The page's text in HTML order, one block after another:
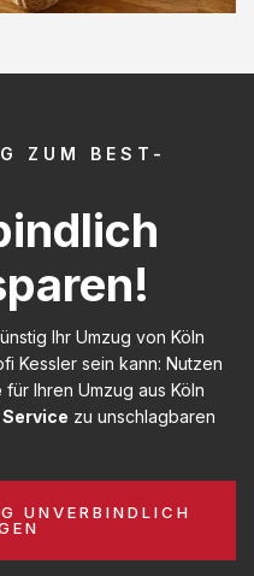
ZUM BEST-
Ihr Umzug von Köln
Kessler sein kann: Nutzen
für Ihren Umzug aus Köln
zu unschlagbaren
UNVERBINDLICH